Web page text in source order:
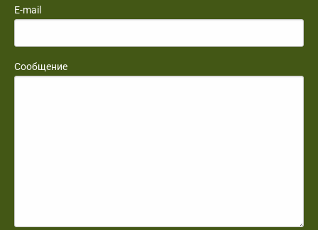
E-mail
Сообщение